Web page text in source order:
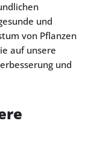
und
von Pflanzen
auf unsere
und